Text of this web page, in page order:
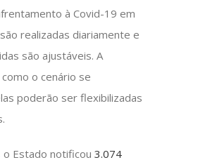
à Covid-19 em
realizadas diariamente e
são ajustáveis. A
o cenário se
poderão ser flexibilizadas
o Estado notificou3.074